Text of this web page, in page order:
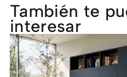
También te
interesar